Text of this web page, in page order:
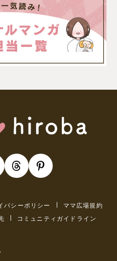
バシーポリシー
ママ広場規約
コミュニティガイドライン